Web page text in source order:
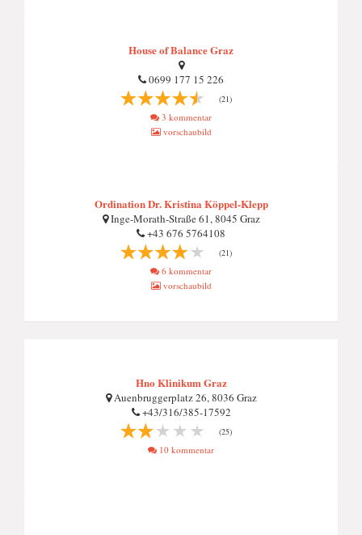
House of Balance Graz
0699 177 15 226
(21)
3 kommentar
vorschaubild
Ordination Dr. Kristina Köppel-Klepp
Inge-Morath-Straße 61, 8045 Graz
+43 676 5764108
(21)
6 kommentar
vorschaubild
Hno Klinikum Graz
Auenbruggerplatz 26, 8036 Graz
+43/316/385-17592
(25)
10 kommentar